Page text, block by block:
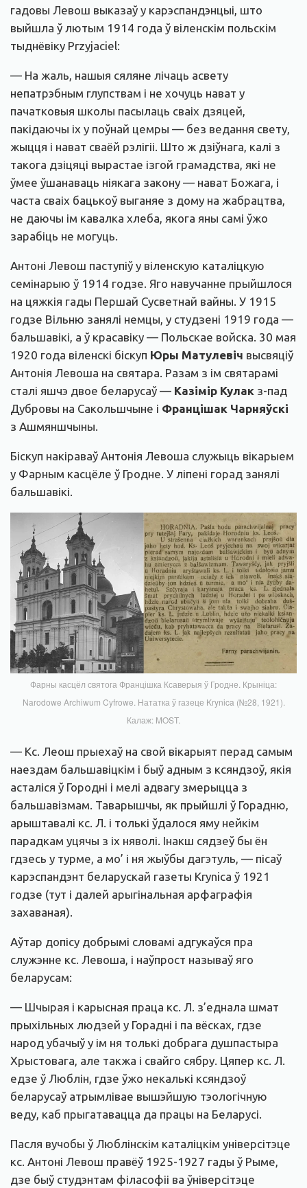
гадовы Левош выказаў у карэспандэнцыі, што
выйшла ў лютым 1914 года ў віленскім польскім
тыднёвіку Przyjaciel:
— На жаль, нашыя сяляне лічаць асвету
непатрэбным глупствам і не хочуць нават у
пачатковыя школы пасылаць сваіх дзяцей,
пакідаючы іх у поўнай цемры — без ведання свету,
жыцця і нават сваёй рэлігіі. Што ж дзіўнага, калі з
такога дзіцяці вырастае ізгой грамадства, які не
ўмее ўшанаваць ніякага закону — нават Божага, і
часта сваіх бацькоў выганяе з дому на жабрацтва,
не даючы ім кавалка хлеба, якога яны самі ўжо
зарабіць не могуць.
Антоні Левош паступіў у віленскую каталіцкую
семінарыю ў 1914 годзе. Яго навучанне прыйшлося
на цяжкія гады Першай Сусветнай вайны. У 1915
годзе Вільню занялі немцы, у студзені 1919 года —
бальшавікі, а ў красавіку — Польскае войска. 30 мая
1920 года віленскі біскуп Юры Матулевіч высвяціў
Антонія Левоша на святара. Разам з ім святарамі
сталі яшчэ двое беларусаў — Казімір Кулак з-пад
Дубровы на Сакольшчыне і Францішак Чарняўскі
з Ашмяншчыны.
Біскуп накіраваў Антонія Левоша служыць вікарыем
у Фарным касцёле ў Гродне. У ліпені горад занялі
бальшавікі.
Фарны касцёл святога Францішка Ксаверыя ў Гродне. Крыніца:
Narodowe Archiwum Cyfrowe. Нататка ў газеце Krynica (№28, 1921).
Калаж: MOST.
— Кс. Леош прыехаў на свой вікарыят перад самым
наездам бальшавіцкім і быў адным з ксяндзоў, якія
асталіся ў Городні і мелі адвагу змерыцца з
бальшавізмам. Таварышчы, як прыйшлі ў Горадню,
арыштавалі кс. Л. і толькі ўдалося яму нейкім
парадкам уцячы з іх няволі. Інакш сядзеў бы ён
гдзесь у турме, а мо’ і ня жыўбы дагэтуль, — пісаў
карэспандэнт беларускай газеты Krynica ў 1921
годзе (тут і далей арыгінальная арфаграфія
захаваная).
Аўтар допісу добрымі словамі адгукаўся пра
служэнне кс. Левоша, і наўпрост называў яго
беларусам:
— Шчырая і карысная праца кс. Л. з’еднала шмат
прыхільных людзей у Горадні і па вёсках, гдзе
народ убачыў у ім ня толькі добрага душпастыра
Хрыстовага, але такжа і свайго сябру. Цяпер кс. Л.
едзе ў Люблін, гдзе ўжо некалькі ксяндзоў
беларусаў атрымлівае вышэйшую тэологічную
веду, каб прыгатавацца да працы на Беларусі.
Пасля вучобы ў Люблінскім каталіцкім універсітэце
кс. Антоні Левош правёў 1925-1927 гады ў Рыме,
дзе быў студэнтам філасофіі ва ўніверсітэце